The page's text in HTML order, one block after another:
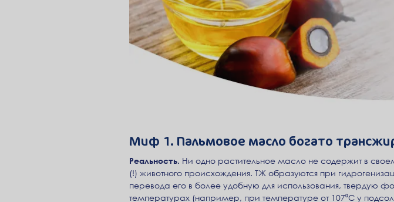
Миф 1. Пальмовое масло богато
Реальность. Ни одно растительное масло не содержит в
(!) животного происхождения. ТЖ образуются при
перевода его в более удобную для использования, твердую
температурах (например, при температуре от 107⁰С у